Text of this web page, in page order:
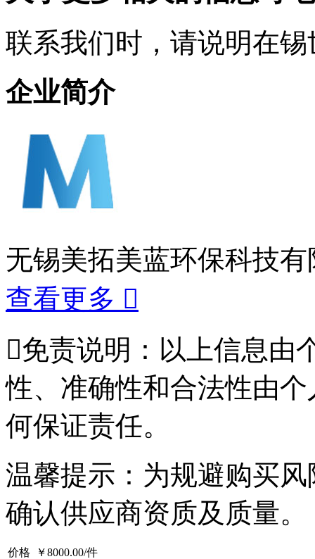
联系我们时，请说明在
企业简介
无锡美拓美蓝环保科技有
查看更多 
免责说明：以上信息由
性、准确性和合法性由
何保证责任。
温馨提示：为规避购买
确认供应商资质及质量。
价格 ￥8000.00/件